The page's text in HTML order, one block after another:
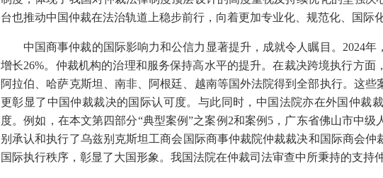
台也推动中国仲裁在法治轨道上稳步前行，向着更加专业化、规范化、国际
中国商事仲裁的国际影响力和公信力显著提升，成就令人瞩目。 2024年
增长26%。仲裁机构的治理和服务保持高水平的提升。在裁决跨境执行方
阿拉伯、哈萨克斯坦、南非、阿根廷、越南等国外法院得到全部执行。这些
更彰显了中国仲裁裁决的国际认可度。与此同时，中国法院亦在外国仲裁
度。例如，在本文第四部分“典型案例”之案例2和案例5，广东省佛山市中
别承认和执行了乌兹别克斯坦工商会国际商事仲裁院仲裁裁决和国际商会仲
国际执行秩序，彰显了大国形象。我国法院在仲裁司法审查中所秉持的支持